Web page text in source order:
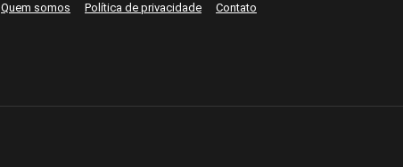
Quem somos Política de privacidade Contato